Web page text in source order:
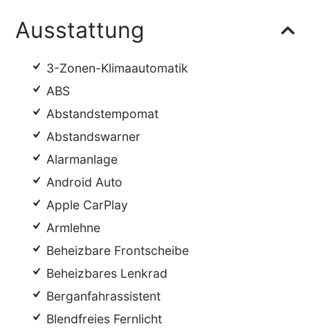
Ausstattung
3-Zonen-Klimaautomatik
ABS
Abstandstempomat
Abstandswarner
Alarmanlage
Android Auto
Apple CarPlay
Armlehne
Beheizbare Frontscheibe
Beheizbares Lenkrad
Berganfahrassistent
Blendfreies Fernlicht